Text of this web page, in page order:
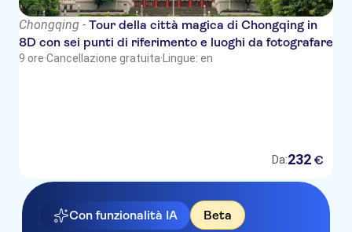
Chongqing - Tour della città magica di Chongqing in
8D con sei punti di riferimento e luoghi da fotografare
9 ore·Cancellazione gratuita· Lingue: en
Da:232 €
Con funzionalità IA Beta